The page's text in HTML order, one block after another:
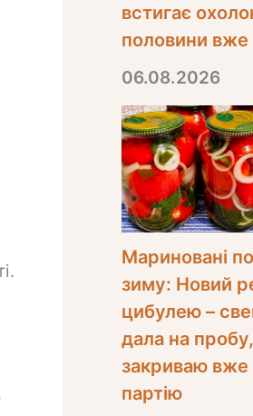
встигає
половини
06.08.2026
Мариновані
зиму: Новий
цибулею –
дала на
закриваю вже
партію